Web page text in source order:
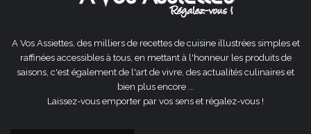
A Vos Assiettes, des milliers de recettes de cuisine illustrées simples et
raffinées accessibles à tous, en mettant à l'honneur les produits de
saisons, c'est également de l'art de vivre, des actualités culinaires et
bien plus encore ...
Laissez-vous emporter par vos sens et régalez-vous !